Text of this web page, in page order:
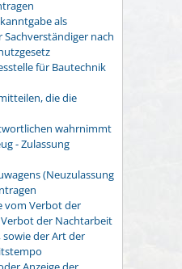
als
nach
für Bautechnik
die die
wahrnimmt
- Zulassung
(Neuzulassung
vom Verbot der
der Nachtarbeit
sowie der Art der